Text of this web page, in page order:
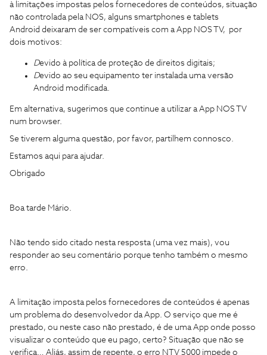
à limitações impostas pelos fornecedores de conteúdos, situação
não controlada pela NOS, alguns smartphones e tablets
Android deixaram de ser compatíveis com a App NOS TV, por
dois motivos:
Devido à política de proteção de direitos digitais;
Devido ao seu equipamento ter instalada uma versão
Android modificada.
Em alternativa, sugerimos que continue a utilizar a App NOS TV
num browser.
Se tiverem alguma questão, por favor, partilhem connosco.
Estamos aqui para ajudar.
Obrigado
Boa tarde Mário.
Não tendo sido citado nesta resposta (uma vez mais), vou
responder ao seu comentário porque tenho também o mesmo
erro.
A limitação imposta pelos fornecedores de conteúdos é apenas
um problema do desenvolvedor da App. O serviço que me é
prestado, ou neste caso não prestado, é de uma App onde posso
visualizar o conteúdo que eu pago, certo? Situação que não se
verifica… Aliás, assim de repente, o erro NTV 5000 impede o